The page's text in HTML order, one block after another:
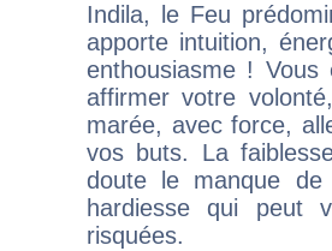
Indila, le Feu
apporte intuition,
enthousiasme !
affirmer votre
marée, avec force,
vos buts. La
doute le manque
hardiesse qui peut
risquées.